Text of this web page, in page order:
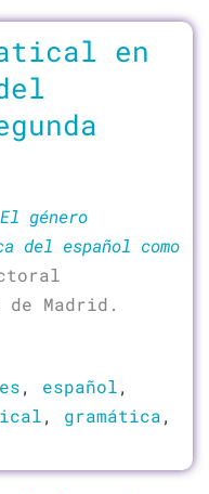
en
El género
del español como
de Madrid.
, español,
, gramática,